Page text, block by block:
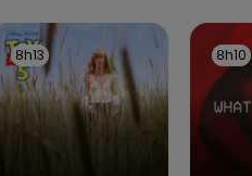
15h00 - 19h00
LE CLUB CHAMPAGNE FM
8h13
8h13 8h10
8h10